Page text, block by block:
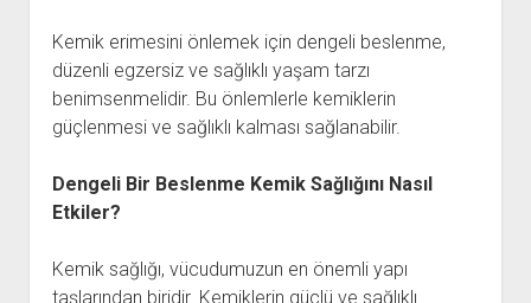
Kemik erimesini önlemek için dengeli beslenme,
düzenli egzersiz ve sağlıklı yaşam tarzı
benimsenmelidir. Bu önlemlerle kemiklerin
güçlenmesi ve sağlıklı kalması sağlanabilir.
Dengeli Bir Beslenme Kemik Sağlığını Nasıl
Etkiler?
Kemik sağlığı, vücudumuzun en önemli yapı
taşlarından biridir. Kemiklerin güçlü ve sağlıklı